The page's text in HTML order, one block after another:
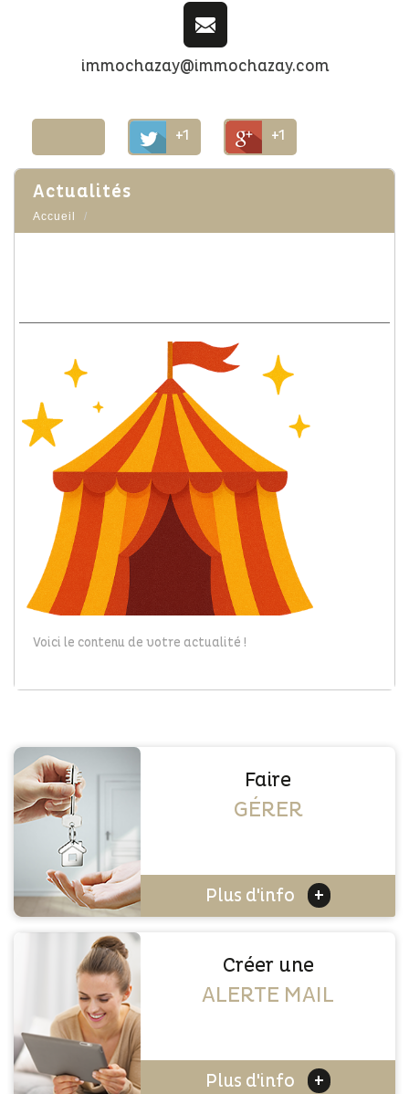
immochazay@immochazay.com
+1 +1
actualités
Accueil
Voici le contenu de votre actualité !
Faire
GÉRER
Plus d'info +
Créer une
ALERTE MAIL
Plus d'info +